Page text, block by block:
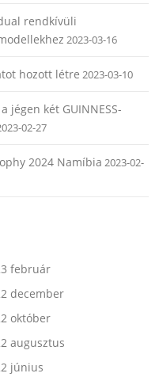
rendkívüli
2023-03-16
hozott létre 2023-03-10
két GUINNESS-
02-27
2024 Namíbia 2023-02-
február
december
október
augusztus
június